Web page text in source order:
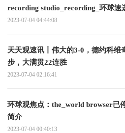
recording studio_recording_环球速
2023-07-04 04:44:08
天天观速讯丨伟大的3-0，德约科维
步，大满贯22连胜
2023-07-04 02:16:41
环球观焦点：the_world browser已
简介
2023-07-04 00:40:13